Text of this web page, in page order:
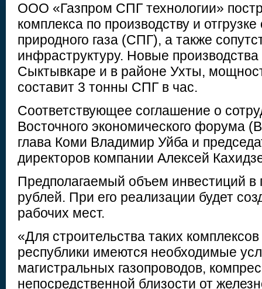
ООО «Газпром СПГ технологии»
комплекса по производству и
природного газа (СПГ), а также
инфраструктуру. Новые
Сыктывкаре и в районе Ухты,
составит 3 тонны СПГ в час.
Соответствующее соглашение о
Восточного экономического форума
глава Коми Владимир Уйба и
директоров компании Алексей
Предполагаемый объем инвестиций
рублей. При его реализации будет
рабочих мест.
«Для строительства таких
республики имеются необходимые
магистральных газопроводов,
непосредственной близости от